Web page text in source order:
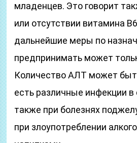
младенцев. Это говорит
или отсутствии витамина
дальнейшие меры по
предпринимать может
Количество АЛТ может
есть различные инфекции в
также при болезнях
при злоупотреблении